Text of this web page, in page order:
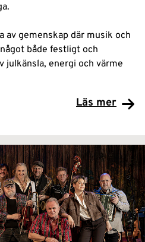
av gemenskap där musik och
både festligt och
julkänsla, energi och värme
Läs mer